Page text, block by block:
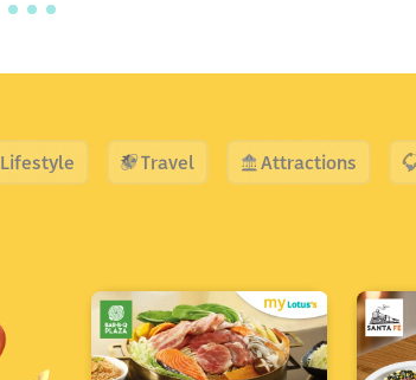
Lifestyle Travel Attractions